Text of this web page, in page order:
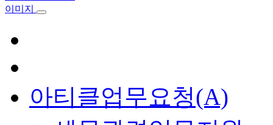
이미지
아티클업무요청(A)